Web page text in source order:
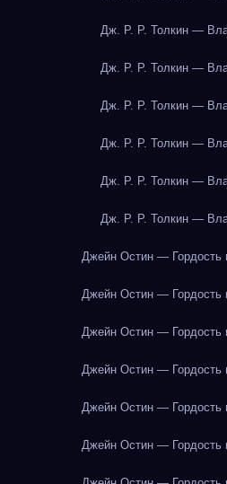
Дж. Р. Р. Толкин —
Дж. Р. Р. Толкин —
Дж. Р. Р. Толкин —
Дж. Р. Р. Толкин —
Дж. Р. Р. Толкин —
Дж. Р. Р. Толкин —
Джейн Остин — Гордость
Джейн Остин — Гордость
Джейн Остин — Гордость
Джейн Остин — Гордость
Джейн Остин — Гордость
Джейн Остин — Гордость